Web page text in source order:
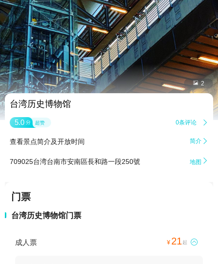
 2
台湾历史博物馆
5.0 分 超赞 0条评论 
查看景点简介及开放时间 简介 
709025台湾台南市安南區長和路一段250號 地图 
门票
台湾历史博物馆门票
成人票 ¥ 21 起 
